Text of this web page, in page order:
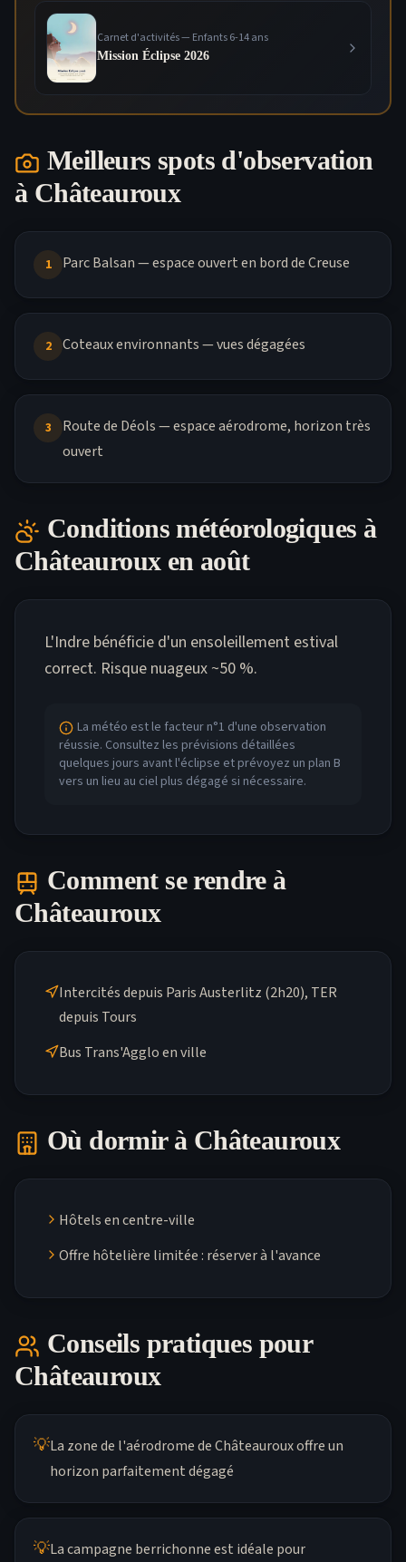
Carnet d'activités — Enfants 6-14 ans
Mission Éclipse 2026
Meilleurs spots d'observation
à Châteauroux
1 Parc Balsan — espace ouvert en bord de Creuse
2 Coteaux environnants — vues dégagées
3
Route de Déols — espace aérodrome, horizon très
ouvert
Conditions météorologiques à
Châteaurouxen août
L'Indre bénéficie d'un ensoleillement estival
correct. Risque nuageux ~50 %.
La météo est le facteur n°1 d'une observation
réussie. Consultez les prévisions détaillées
quelques jours avant l'éclipse et prévoyez un plan B
vers un lieu au ciel plus dégagé si nécessaire.
Comment se rendre à
Châteauroux
Intercités depuis Paris Austerlitz (2h20), TER
depuis Tours
Bus Trans'Agglo en ville
Où dormir à Châteauroux
Hôtels en centre-ville
Offre hôtelière limitée : réserver à l'avance
Conseils pratiques pour
Châteauroux
💡La zone de l'aérodrome de Châteauroux offre un
horizon parfaitement dégagé
💡La campagne berrichonne est idéale pour